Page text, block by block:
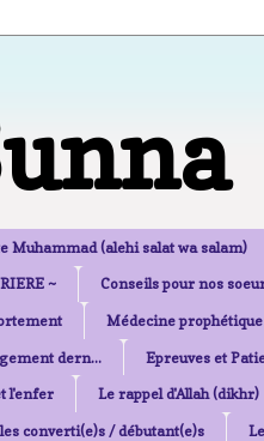
Muhammad (alehi salat wa salam)
~ Conseils pour nos
Médecine
dern... Epreuves et
l'enfer Le rappel d'Allah (dikhr)
converti(e)s / débutant(e)s